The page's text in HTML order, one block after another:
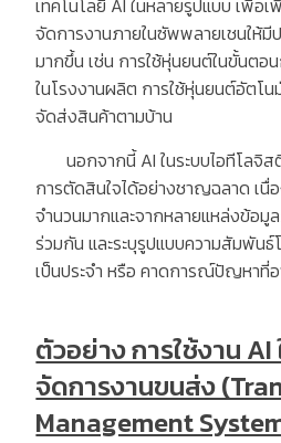
เทคโนโลยี AI ในหลายรูปแบบ เพื่อ
จัดการงานภายในซัพพลายเชนให้มี
มากขึ้น เช่น การใช้หุ่นยนต์ในขั้นตอ
ในโรงงานผลิต การใช้หุ่นยนต์อัตโ
จัดส่งสินค้าตามบ้าน
นอกจากนี้ AI ในระบบไอทีโลจิ
การตัดสินใจได้อย่างชาญฉลาด เนื่
จำนวนมากและจากหลายแหล่งข้อมู
ร่วมกัน และระบุรูปแบบความสัมพัน
เป็นประจำ หรือ คาดการณ์ปัญหาที่
ตัวอย่าง การใช้งาน AI
จัดการงานขนส่ง
Management